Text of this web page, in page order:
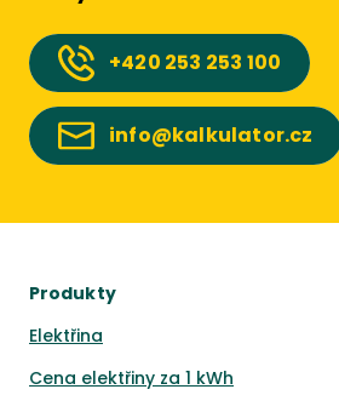
+420 253 253 100
info@kalkulator.cz
Produkty
Elektřina
Cena elektřiny za 1 kWh